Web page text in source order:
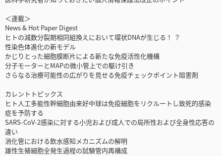
＜連載＞
News & Hot Paper Digest
ヒトの減数分裂期相同組換えにおいて環状DNAが生じる！ ？
性染色体進化の新モデル
かじりとった細胞膜断片による新たな免疫活性化機構
分子モーターとMAPの微小管上での駆け引き
さらなる治療可能性の広がりを見せる免疫チェックポイント阻害剤
カレントトピックス
ヒト人工多能性幹細胞由来好中球は免疫細胞をリクルートし致死的感染
症を予防する
SARS-CoV-2感染に対する小児および成人での局所性および全身性応答の
違い
消化管における飲水感知メカニズムの解明
雄性生殖細胞全発生過程の試験管内再構成